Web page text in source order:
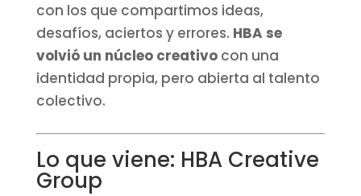
con los que compartimos ideas,
desafíos, aciertos y errores. HBA se
volvió un núcleo creativocon una
identidad propia, pero abierta al talento
colectivo.
Lo que viene: HBA Creative
Group